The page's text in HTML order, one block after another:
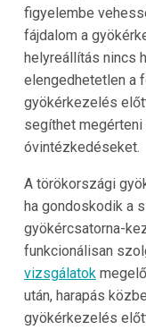
figyelembe
fájdalom a
helyreállítás nincs
elengedhetetlen a
gyökérkezelés
segíthet
óvintézkedéseket.
A törökországi
ha gondoskodik a
gyökércsatorna-
funkcionálisan
vizsgálatok
után, harapás
gyökérkezelés